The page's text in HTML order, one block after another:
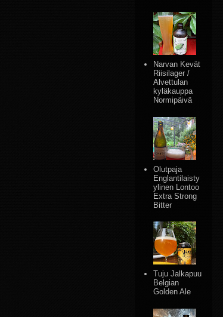
Narvan Kevät
Riisilager /
Alvettulan
kyläkauppa
Normipäivä
Olutpaja
Englantilaisty
ylinen Lontoo
Extra Strong
Bitter
Tuju Jalkapuu
Belgian
Golden Ale